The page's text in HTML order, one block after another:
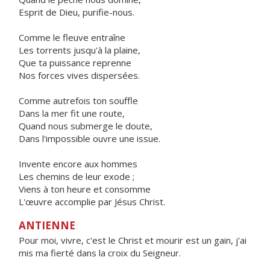
Esprit de Dieu, purifie-nous.
Comme le fleuve entraîne
Les torrents jusqu'à la plaine,
Que ta puissance reprenne
Nos forces vives dispersées.
Comme autrefois ton souffle
Dans la mer fit une route,
Quand nous submerge le doute,
Dans l'impossible ouvre une issue.
Invente encore aux hommes
Les chemins de leur exode ;
Viens à ton heure et consomme
L'œuvre accomplie par Jésus Christ.
ANTIENNE
Pour moi, vivre, c'est le Christ et mourir est un gain, j'ai
mis ma fierté dans la croix du Seigneur.